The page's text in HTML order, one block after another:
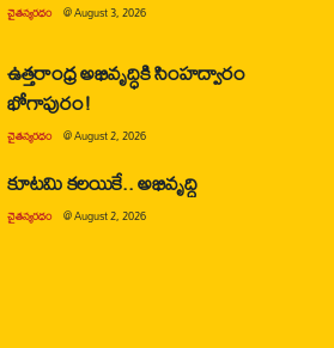
చైతన్యరధం @August 3, 2026
ఉత్తరాంధ్ర అభివృద్ధికి సింహద్వారం
భోగాపురం!
చైతన్యరధం @August 2, 2026
కూటమి కలయికే.. అభివృద్ధి
చైతన్యరధం @August 2, 2026